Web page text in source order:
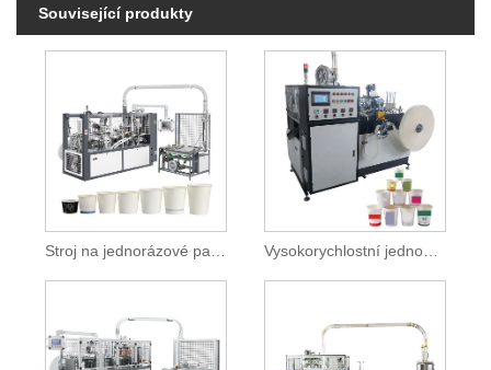
Související produkty
Stroj na jednorázové papírové kelímky Vysokorychlostní jednodeskový stroj s otevřenými vačkami na papírový pohár